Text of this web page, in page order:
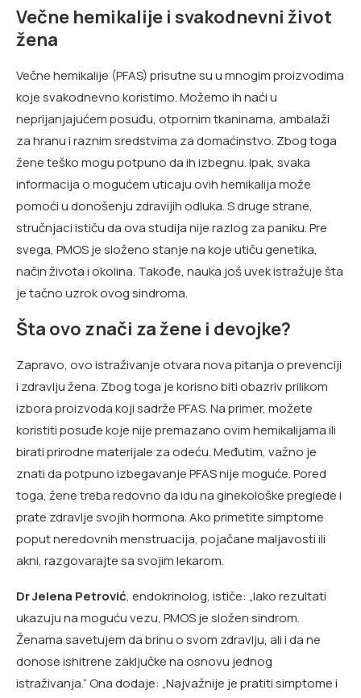
Večne hemikalije i svakodnevni život
žena
Večne hemikalije (PFAS) prisutne su u mnogim proizvodima
koje svakodnevno koristimo. Možemo ih naći u
neprijanjajućem posuđu, otpornim tkaninama, ambalaži
za hranu i raznim sredstvima za domaćinstvo. Zbog toga
žene teško mogu potpuno da ih izbegnu. Ipak, svaka
informacija o mogućem uticaju ovih hemikalija može
pomoći u donošenju zdravijih odluka. S druge strane,
stručnjaci ističu da ova studija nije razlog za paniku. Pre
svega, PMOS je složeno stanje na koje utiču genetika,
način života i okolina. Takođe, nauka još uvek istražuje šta
je tačno uzrok ovog sindroma.
Šta ovo znači za žene i devojke?
Zapravo, ovo istraživanje otvara nova pitanja o prevenciji
i zdravlju žena. Zbog toga je korisno biti obazriv prilikom
izbora proizvoda koji sadrže PFAS. Na primer, možete
koristiti posuđe koje nije premazano ovim hemikalijama ili
birati prirodne materijale za odeću. Međutim, važno je
znati da potpuno izbegavanje PFAS nije moguće. Pored
toga, žene treba redovno da idu na ginekološke preglede i
prate zdravlje svojih hormona. Ako primetite simptome
poput neredovnih menstruacija, pojačane maljavosti ili
akni, razgovarajte sa svojim lekarom.
Dr Jelena Petrović, endokrinolog, ističe: „Iako rezultati
ukazuju na moguću vezu, PMOS je složen sindrom.
Ženama savetujem da brinu o svom zdravlju, ali i da ne
donose ishitrene zaključke na osnovu jednog
istraživanja.” Ona dodaje: „Najvažnije je pratiti simptome i